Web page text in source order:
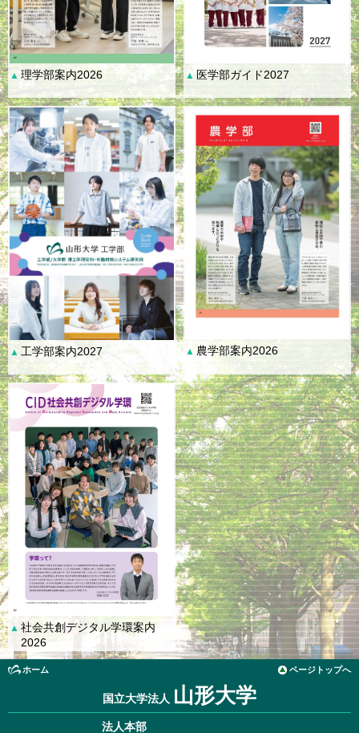
▲理学部案内2026 ▲ 医学部ガイド2027
▲ 工学部案内2027 ▲ 農学部案内2026
▲ 社会共創デジタル学環案内
2026
ホーム ページトップへ
国立大学法人 山形大学
法人本部